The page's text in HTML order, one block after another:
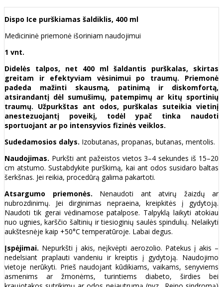
Dispo Ice purškiamas šaldiklis, 400 ml
Medicininė priemonė išoriniam naudojimui
1 vnt.
Didelės talpos, net 400 ml šaldantis purškalas, skirtas
greitam ir efektyviam vėsinimui po traumų. Priemonė
padeda mažinti skausmą, patinimą ir diskomfortą,
atsirandantį dėl sumušimų, patempimų ar kitų sportinių
traumų. Užpurkštas ant odos, purškalas suteikia vietinį
anestezuojantį poveikį, todėl ypač tinka naudoti
sportuojant ar po intensyvios fizinės veiklos.
Sudedamosios dalys. Izobutanas, propanas, butanas, mentolis.
Naudojimas. Purkšti ant pažeistos vietos 3–4 sekundes iš 15–20
cm atstumo. Sustabdykite purškimą, kai ant odos susidaro baltas
šerkšnas. Jei reikia, procedūrą galima pakartoti.
Atsargumo priemonės. Nenaudoti ant atvirų žaizdų ar
nubrozdinimų. Jei dirginimas nepraeina, kreipkitės į gydytoją.
Naudoti tik gerai vėdinamose patalpose. Talpyklą laikyti atokiau
nuo ugnies, karščio šaltinių ir tiesioginių saulės spindulių. Nelaikyti
aukštesnėje kaip +50°C temperatūroje. Labai degus.
Įspėjimai. Nepurkšti į akis, neįkvėpti aerozolio. Patekus į akis –
nedelsiant praplauti vandeniu ir kreiptis į gydytoją. Naudojimo
vietoje nerūkyti. Prieš naudojant kūdikiams, vaikams, senyviems
asmenims ar žmonėms, turintiems diabeto, širdies bei